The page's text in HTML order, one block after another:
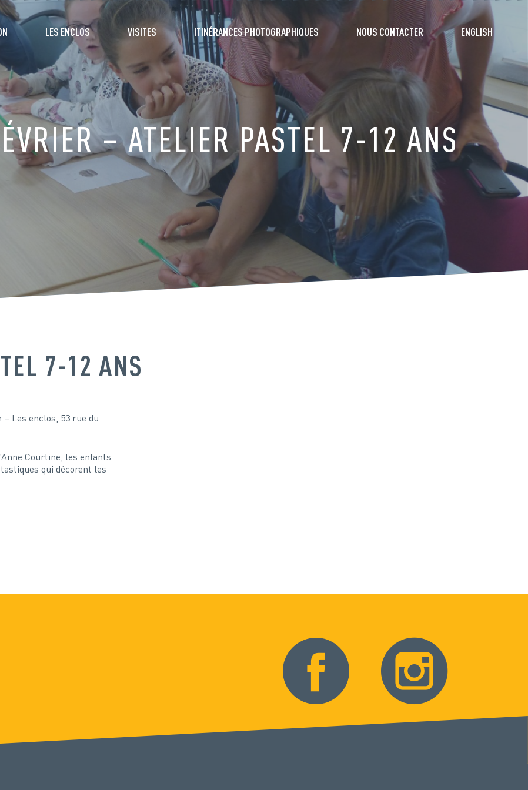
LES ENCLOS VISITES ITINÉRANCES PHOTOGRAPHIQUES NOUS CONTACTER ENGLISH
– ATELIER PASTEL 7-12 ANS
7-12 ANS
– Les enclos, 53 rue du
Courtine, les enfants
qui décorent les